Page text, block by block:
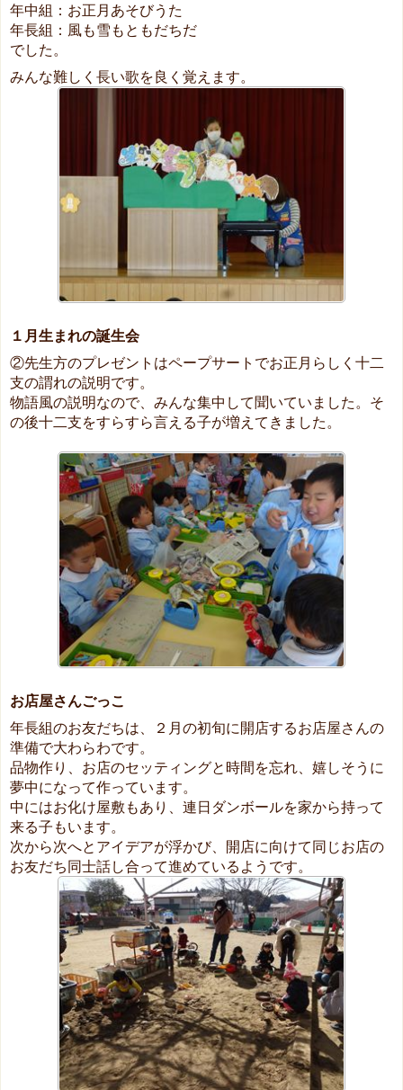
年中組：お正月あそびうた
年長組：風も雪もともだちだ
でした。
みんな難しく長い歌を良く覚えます。
１月生まれの誕生会
②先生方のプレゼントはペープサートでお正月らしく十二
支の謂れの説明です。
物語風の説明なので、みんな集中して聞いていました。そ
の後十二支をすらすら言える子が増えてきました。
お店屋さんごっこ
年長組のお友だちは、２月の初旬に開店するお店屋さんの
準備で大わらわです。
品物作り、お店のセッティングと時間を忘れ、嬉しそうに
夢中になって作っています。
中にはお化け屋敷もあり、連日ダンボールを家から持って
来る子もいます。
次から次へとアイデアが浮かび、開店に向けて同じお店の
お友だち同士話し合って進めているようです。